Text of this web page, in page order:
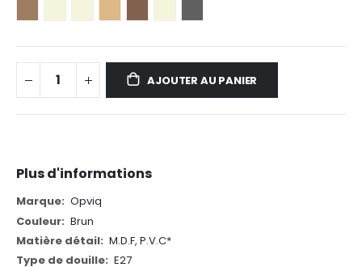
AJOUTER AU PANIER
Plus d'informations
Plus
d'informations
Opviq
Brun
M.D.F, P.V.C*
E27